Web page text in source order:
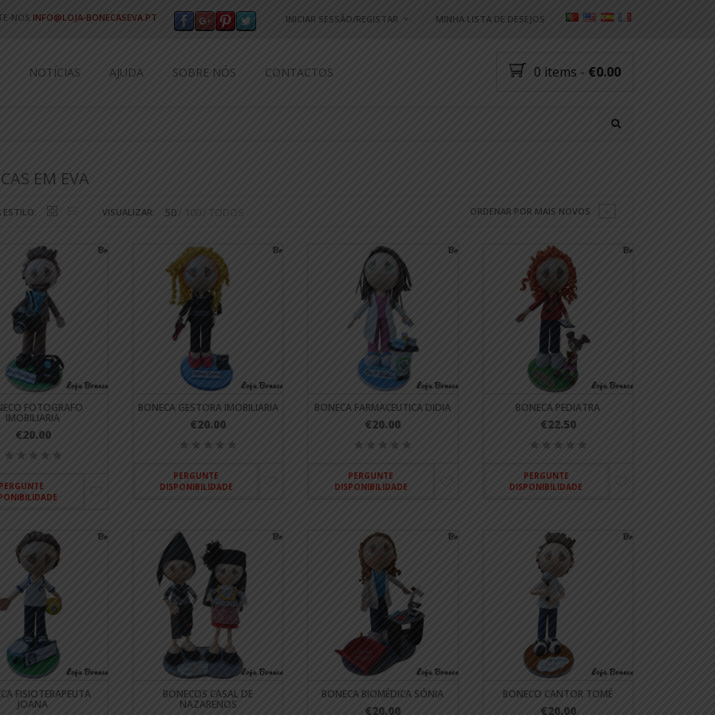
NOS INFO@LOJA-BONECASEVA.PT INICIAR SESSÃO/REGISTAR MINHA LISTA DE DESEJOS
NOTÍCIAS AJUDA SOBRE NÓS CONTACTOS 0 items - €0.00
EM EVA
ESTILO: VISUALIZAR: 50 100 TODOS ORDENAR POR MAIS NOVOS
FOTOGRAFO
IMOBILIARIA
€20.00
PERGUNTE
BONECA GESTORA IMOBILIARIA
€20.00
PERGUNTE
DISPONIBILIDADE
BONECA FARMACEUTICA DIDIA
€20.00
PERGUNTE
DISPONIBILIDADE
BONECA PEDIATRA
€22.50
PERGUNTE
DISPONIBILIDADE
FISIOTERAPEUTA
JOANA
BONECOS CASAL DE
NAZARENOS
BONECA BIOMÉDICA SÓNIA
€20.00
BONECO CANTOR TOMÉ
€20.00